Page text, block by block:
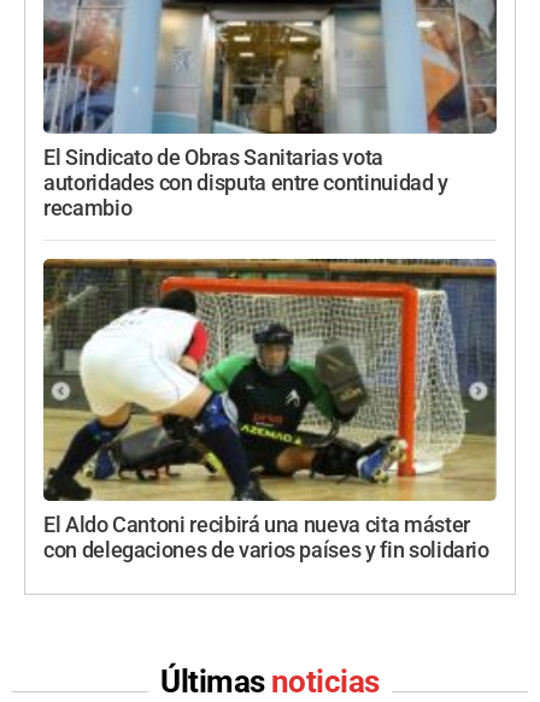
El Sindicato de Obras Sanitarias vota
autoridades con disputa entre continuidad y
recambio
El Aldo Cantoni recibirá una nueva cita máster
con delegaciones de varios países y fin solidario
Últimas noticias